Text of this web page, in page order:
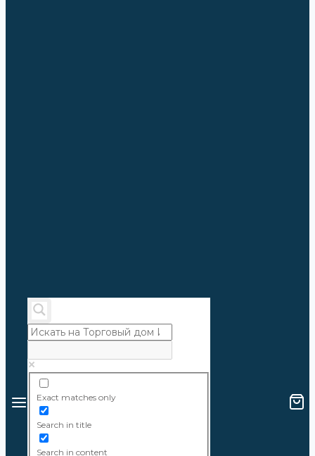
Exact matches only
Search in title
Search in content